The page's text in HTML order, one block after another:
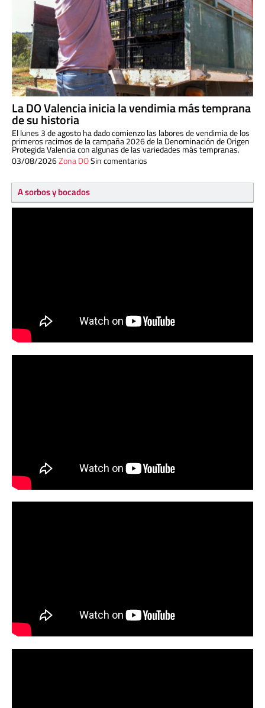
La DO Valencia inicia la vendimia más temprana
de su historia
El lunes 3 de agosto ha dado comienzo las labores de vendimia de los
primeros racimos de la campaña 2026 de la Denominación de Origen
Protegida Valencia con algunas de las variedades más tempranas.
03/08/2026Zona DOSin comentarios
A sorbos y bocados